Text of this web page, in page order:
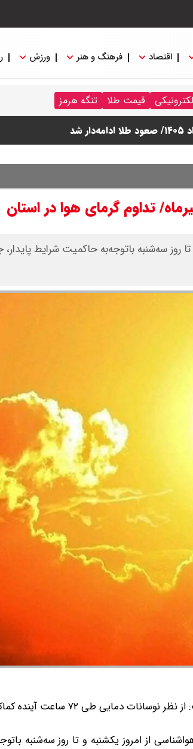
اقتصاد فرهنگ و هنر ورزش
قیمت طلا تنگه هرمز
سه‌شنبه باتوجه‌به حاکمیت شرایط
مدیرکل شیلات لرستان، گفت: از
از امروز یکشنبه و تا روز سه‌شنبه